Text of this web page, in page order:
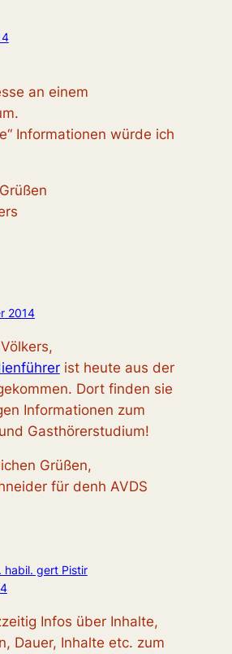
an einem
Informationen würde ich
2014
ist heute aus der
Dort finden sie
Informationen zum
Gasthörerstudium!
Grüßen,
für denh AVDS
habil. gert Pistir
Infos über Inhalte,
Dauer, Inhalte etc. zum